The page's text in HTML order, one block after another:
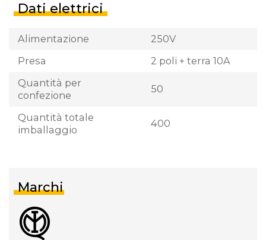
Dati elettrici
Alimentazione
250V
Presa
2 poli + terra 10A
Quantità per
confezione
50
Quantità totale
imballaggio
400
Marchi